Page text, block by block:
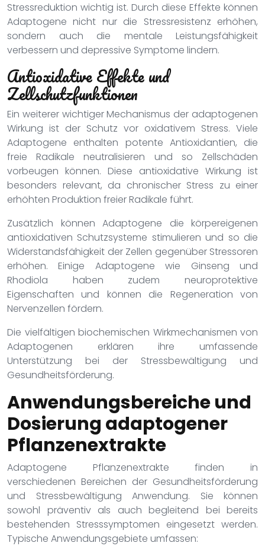
Stressreduktion wichtig ist. Durch diese Effekte können
Adaptogene nicht nur die Stressresistenz erhöhen,
sondern auch die mentale Leistungsfähigkeit
verbessern und depressive Symptome lindern.
Antioxidative Effekte und
Zellschutzfunktionen
Ein weiterer wichtiger Mechanismus der adaptogenen
Wirkung ist der Schutz vor oxidativem Stress. Viele
Adaptogene enthalten potente Antioxidantien, die
freie Radikale neutralisieren und so Zellschäden
vorbeugen können. Diese antioxidative Wirkung ist
besonders relevant, da chronischer Stress zu einer
erhöhten Produktion freier Radikale führt.
Zusätzlich können Adaptogene die körpereigenen
antioxidativen Schutzsysteme stimulieren und so die
Widerstandsfähigkeit der Zellen gegenüber Stressoren
erhöhen. Einige Adaptogene wie Ginseng und
Rhodiola haben zudem neuroprotektive
Eigenschaften und können die Regeneration von
Nervenzellen fördern.
Die vielfältigen biochemischen Wirkmechanismen von
Adaptogenen erklären ihre umfassende
Unterstützung bei der Stressbewältigung und
Gesundheitsförderung.
Anwendungsbereiche und
Dosierung adaptogener
Pflanzenextrakte
Adaptogene Pflanzenextrakte finden in
verschiedenen Bereichen der Gesundheitsförderung
und Stressbewältigung Anwendung. Sie können
sowohl präventiv als auch begleitend bei bereits
bestehenden Stresssymptomen eingesetzt werden.
Typische Anwendungsgebiete umfassen: